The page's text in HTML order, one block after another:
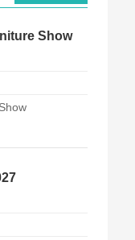
Show